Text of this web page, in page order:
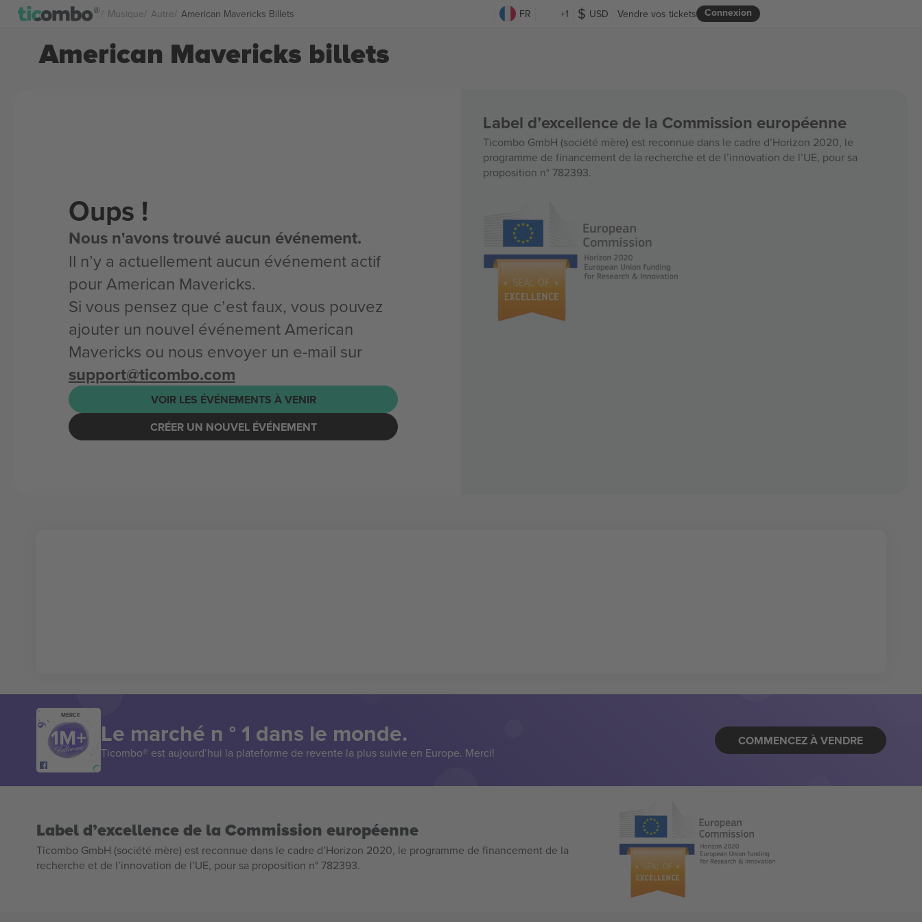
Musique Autre American Mavericks Billets FR +1 USD Connexion
Vendre vos tickets
American Mavericks billets
Oups !
Nous n'avons trouvé aucun événement.
Il n’y a actuellement aucun événement actif
pour American Mavericks.
Si vous pensez que c’est faux, vous pouvez
ajouter un nouvel événement American
Mavericks ou nous envoyer un e-mail sur
support@ticombo.com
VOIR LES ÉVÉNEMENTS À VENIR
CRÉER UN NOUVEL ÉVÉNEMENT
Label d’excellence de la Commission européenne
Ticombo GmbH (société mère) est reconnue dans le cadre d’Horizon 2020, le
programme de financement de la recherche et de l’innovation de l’UE, pour sa
proposition n° 782393.
MERCI!
Le marché n ° 1 dans le monde.
Ticombo® est aujourd’hui la plateforme de revente la plus suivie en Europe. Merci!
COMMENCEZ À VENDRE
Label d’excellence de la Commission européenne
Ticombo GmbH (société mère) est reconnue dans le cadre d’Horizon 2020, le programme de financement de la
recherche et de l’innovation de l’UE, pour sa proposition n° 782393.